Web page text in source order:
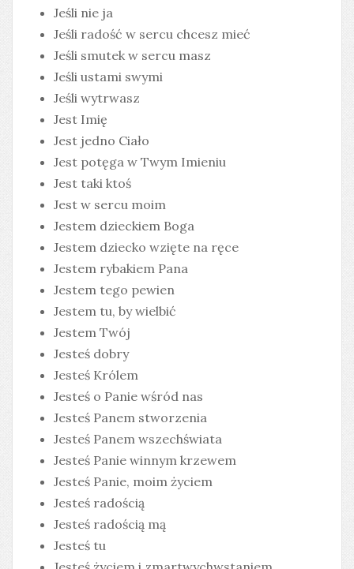
Jeśli nie ja
Jeśli radość w sercu chcesz mieć
Jeśli smutek w sercu masz
Jeśli ustami swymi
Jeśli wytrwasz
Jest Imię
Jest jedno Ciało
Jest potęga w Twym Imieniu
Jest taki ktoś
Jest w sercu moim
Jestem dzieckiem Boga
Jestem dziecko wzięte na ręce
Jestem rybakiem Pana
Jestem tego pewien
Jestem tu, by wielbić
Jestem Twój
Jesteś dobry
Jesteś Królem
Jesteś o Panie wśród nas
Jesteś Panem stworzenia
Jesteś Panem wszechświata
Jesteś Panie winnym krzewem
Jesteś Panie, moim życiem
Jesteś radością
Jesteś radością mą
Jesteś tu